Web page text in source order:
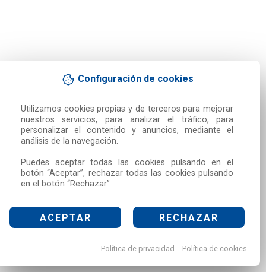
Configuración de cookies
Utilizamos cookies propias y de terceros para mejorar
nuestros servicios, para analizar el tráfico, para
personalizar el contenido y anuncios, mediante el
análisis de la navegación.
Puedes aceptar todas las cookies pulsando en el
botón “Aceptar”, rechazar todas las cookies pulsando
en el botón “Rechazar”
ACEPTAR RECHAZAR
Política de privacidad Política de cookies